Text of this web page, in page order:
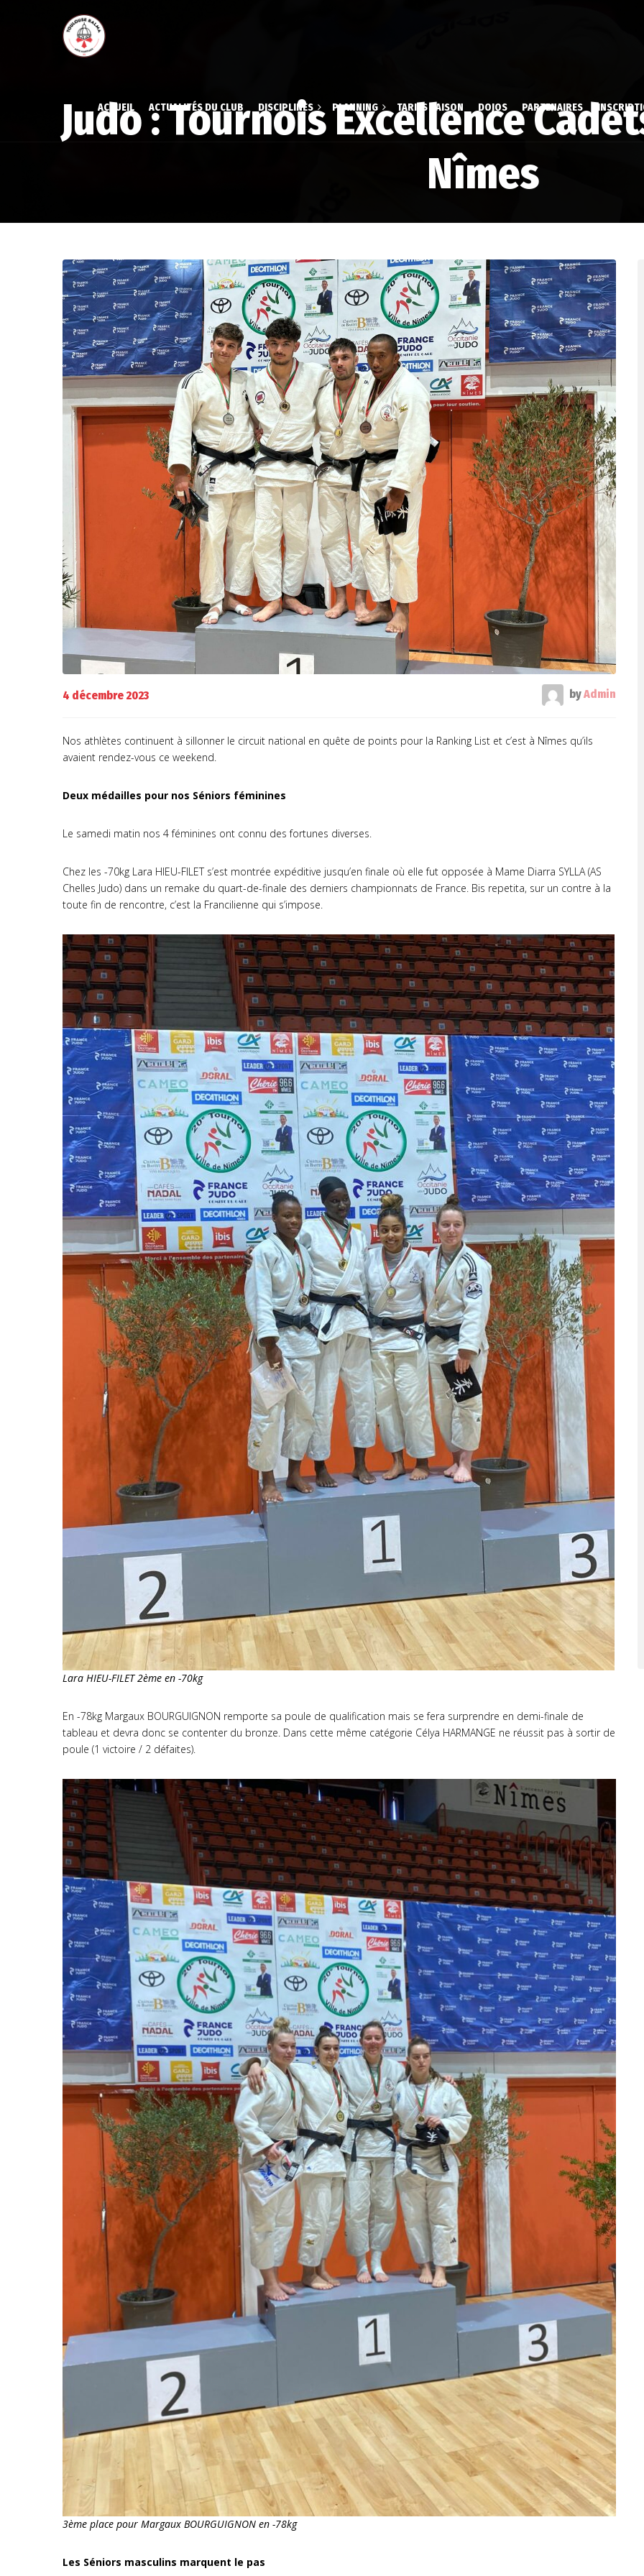
ACCUEIL ACTUALITÉS DU CLUB DISCIPLINES
Aïkido
PLANNING
Aïkido & Aïki-Taïso
TARIFS SAISON DOJOS PARTENAIRES
Judo : Tournois Excellence
Nîmes
4 décembre 2023 byAdmin
Nos athlètes continuent à sillonner le circuit national en quête de points pour la Ranking List et c’est à Nîmes qu’ils
avaient rendez-vous ce weekend.
Deux médailles pour nos Séniors féminines
Le samedi matin nos 4 féminines ont connu des fortunes diverses.
Chez les -70kg Lara HIEU-FILET s’est montrée expéditive jusqu’en finale où elle fut opposée à Mame Diarra SYLLA (AS
Chelles Judo) dans un remake du quart-de-finale des derniers championnats de France. Bis repetita, sur un contre à la
toute fin de rencontre, c’est la Francilienne qui s’impose.
Lara HIEU-FILET 2ème en -70kg
En -78kg Margaux BOURGUIGNON remporte sa poule de qualification mais se fera surprendre en demi-finale de
tableau et devra donc se contenter du bronze. Dans cette même catégorie Célya HARMANGE ne réussit pas à sortir de
poule (1 victoire / 2 défaites).
3ème place pour Margaux BOURGUIGNON en -78kg
Les Séniors masculins marquent le pas